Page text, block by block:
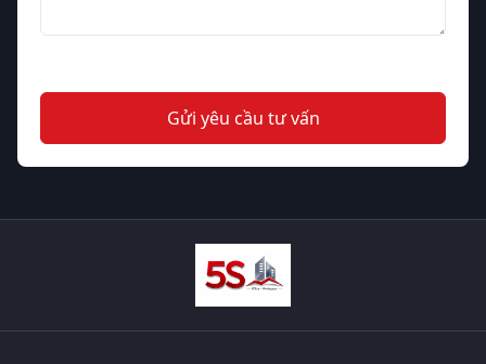
Gửi yêu cầu tư vấn